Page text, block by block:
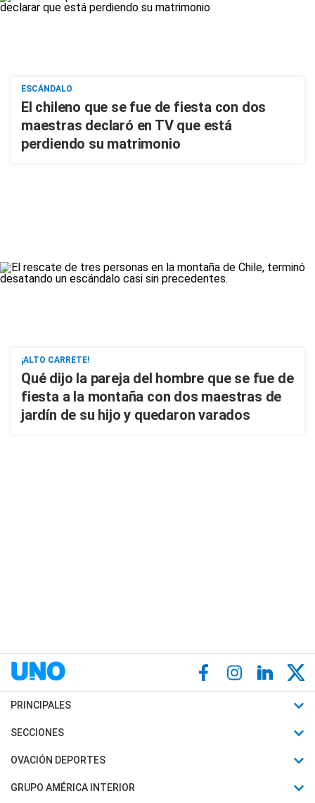
ESCÁNDALO
El chileno que se fue de fiesta con dos
maestras declaró en TV que está
perdiendo su matrimonio
¡ALTO CARRETE!
Qué dijo la pareja del hombre que se fue de
fiesta a la montaña con dos maestras de
jardín de su hijo y quedaron varados
PRINCIPALES
Últimas Noticias
Política
SECCIONES
Horóscopo
Motores
OVACIÓN DEPORTES
Fútbol
GRUPO AMÉRICA INTERIOR